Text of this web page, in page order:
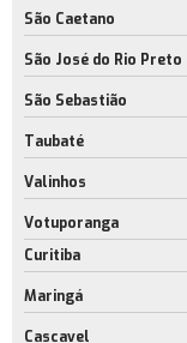
Galpões com acesso
Galpões industriais
Empresa de galpões
Galpões logísticos
Empresa de galpões
São Caetano
São José do Rio Preto
São Sebastião
Taubaté
Valinhos
Votuporanga
Curitiba
Maringá
Cascavel